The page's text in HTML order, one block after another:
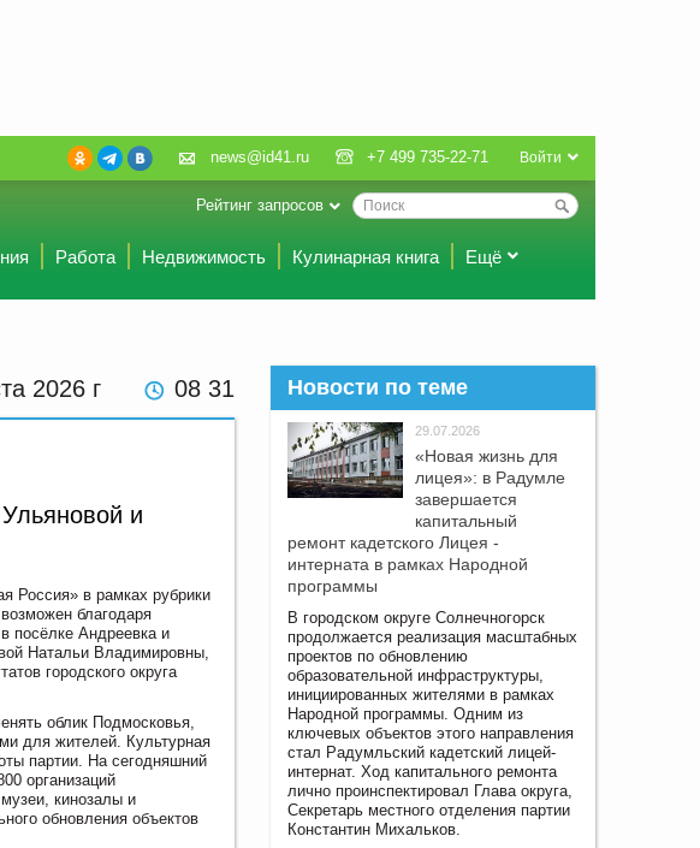
Войти
news@id41.ru +7 499 735-22-71
Рейтинг запросов
Работа Недвижимость Кулинарная книга Ещё
2026 г 08 31
и
Россия» в рамках рубрики
благодаря
посёлке Андреевка и
Натальи Владимировны,
городского округа
облик Подмосковья,
для жителей. Культурная
партии. На сегодняшний
организаций
кинозалы и
обновления объектов
Новости по теме
29.07.2026
«Новая жизнь для
лицея»: в Радумле
завершается
капитальный
ремонт кадетского Лицея -
интерната в рамках Народной
программы
В городском округе Солнечногорск
продолжается реализация масштабных
проектов по обновлению
образовательной инфраструктуры,
инициированных жителями в рамках
Народной программы. Одним из
ключевых объектов этого направления
стал Радумльский кадетский лицей-
интернат. Ход капитального ремонта
лично проинспектировал Глава округа,
Секретарь местного отделения партии
Константин Михальков.